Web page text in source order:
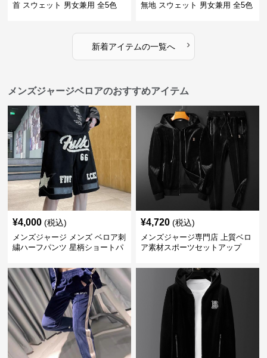
首 スウェット 男女兼用 全5色
無地 スウェット 男女兼用 全5色
新着アイテムの一覧へ ›
メンズジャージベロアのおすすめアイテム
¥4,000 (税込)
メンズジャージ メンズ ベロア刺
繍ハーフパンツ 星柄ショートパ
¥4,720 (税込)
メンズジャージ専門店 上質ベロ
ア素材スポーツセットアップ